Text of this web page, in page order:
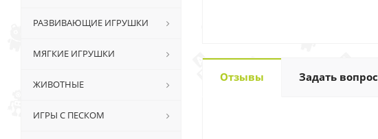
Отзывы Задать вопрос
РАЗВИВАЮЩИЕ ИГРУШКИ
МЯГКИЕ ИГРУШКИ
ЖИВОТНЫЕ
ИГРЫ С ПЕСКОМ